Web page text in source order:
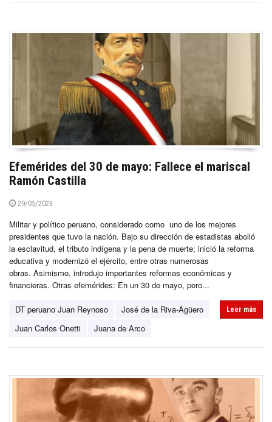
Efemérides del 30 de mayo: Fallece el mariscal
Ramón Castilla
29/05/2023
Militar y político peruano, considerado como uno de los mejores
presidentes que tuvo la nación. Bajo su dirección de estadistas abolió
la esclavitud, el tributo indígena y la pena de muerte; inició la reforma
educativa y modernizó el ejército, entre otras numerosas
obras. Asimismo, introdujo importantes reformas económicas y
financieras. Otras efemérides: En un 30 de mayo, pero...
DT peruano Juan Reynoso
José de la Riva-Agüero
Juan Carlos Onetti
Juana de Arco
Leer más